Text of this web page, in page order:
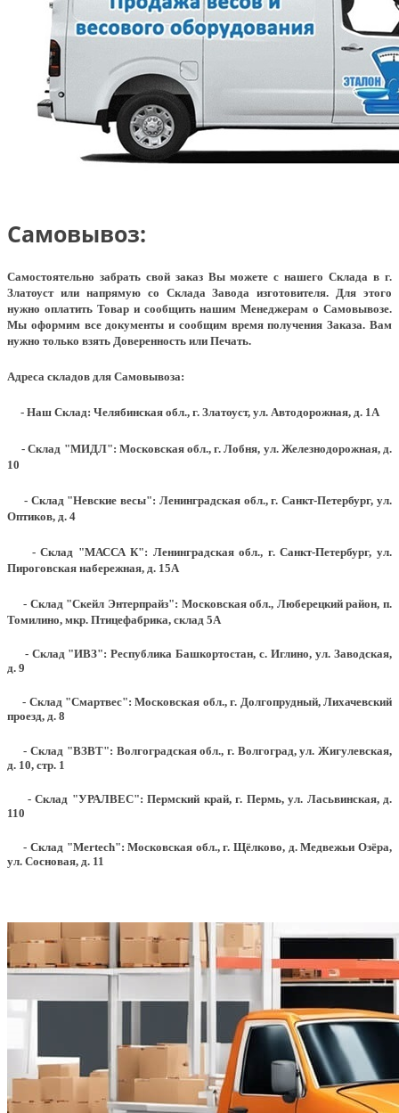
Самовывоз:
Самостоятельно забрать свой заказ Вы можете с нашего Склада в г.
Златоуст или напрямую со Склада Завода изготовителя. Для этого
нужно оплатить Товар и сообщить нашим Менеджерам о Самовывозе.
Мы оформим все документы и сообщим время получения Заказа. Вам
нужно только взять Доверенность или Печать.
Адреса складов для Самовывоза:
- Наш Склад: Челябинская обл., г. Златоуст, ул. Автодорожная, д. 1А
- Склад "МИДЛ": Московская обл., г. Лобня, ул. Железнодорожная, д.
10
- Склад "Невские весы": Ленинградская обл., г. Санкт-Петербург, ул.
Оптиков, д. 4
- Склад "МАССА К": Ленинградская обл., г. Санкт-Петербург, ул.
Пироговская набережная, д. 15А
- Склад "Скейл Энтерпрайз": Московская обл., Люберецкий район, п.
Томилино, мкр. Птицефабрика, склад 5А
- Склад "ИВЗ": Республика Башкортостан, с. Иглино, ул. Заводская,
д. 9
- Склад "Смартвес":Московская обл., г. Долгопрудный, Лихачевский
проезд, д. 8
- Склад "ВЗВТ": Волгоградская обл., г. Волгоград, ул. Жигулевская,
д. 10, стр. 1
- Склад "УРАЛВЕС": Пермский край, г. Пермь, ул. Ласьвинская, д.
110
- Склад "Mertech": Московская обл., г. Щёлково, д. Медвежьи Озёра,
ул. Сосновая, д. 11